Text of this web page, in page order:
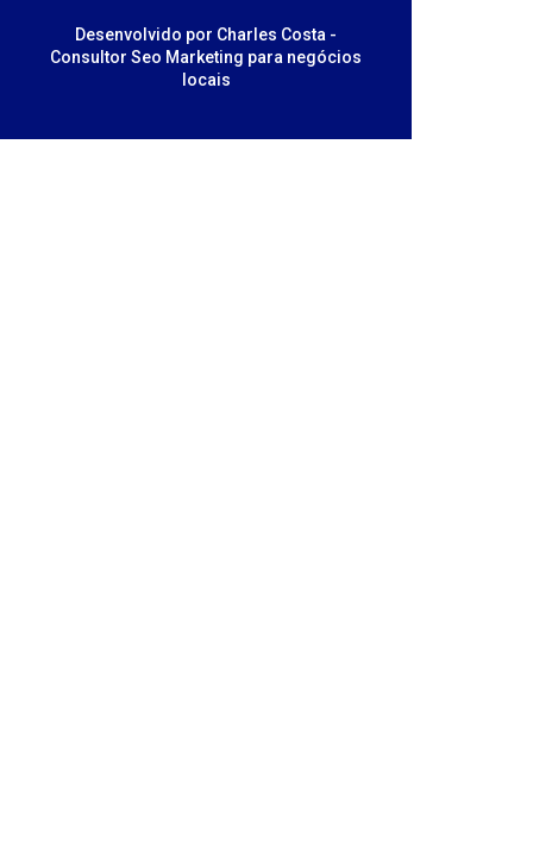
Desenvolvido por Charles Costa -
Consultor Seo Marketing para negócios
locais